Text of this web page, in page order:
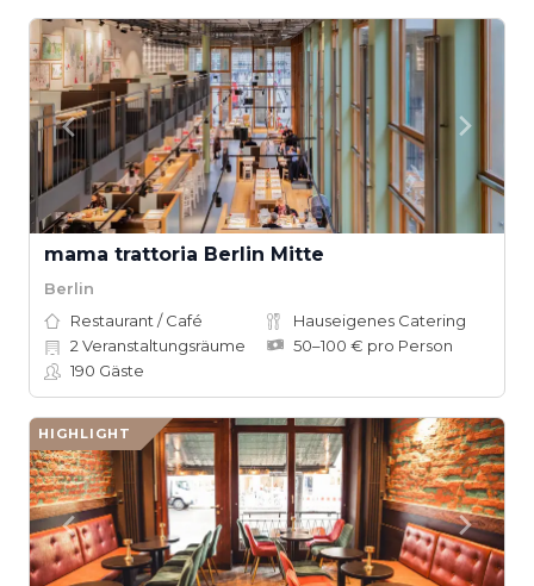
mama trattoria Berlin Mitte
Berlin
Restaurant / Café
Hauseigenes Catering
2 Veranstaltungsräume
50–100 € pro Person
190 Gäste
HIGHLIGHT